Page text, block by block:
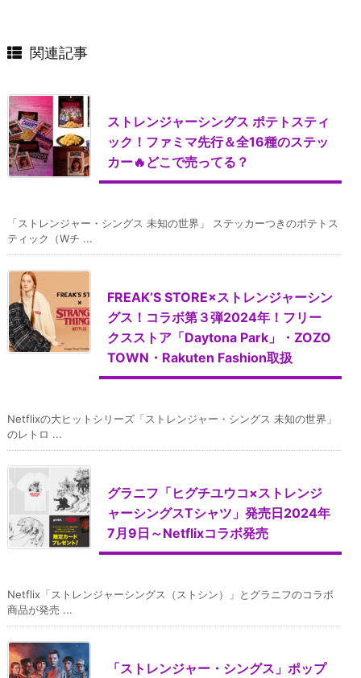
関連記事
ストレンジャーシングス ポテトスティ
ック！ファミマ先行＆全16種のステッ
カー🔥どこで売ってる？
「ストレンジャー・シングス 未知の世界」 ステッカーつきのポテトス
ティック（Wチ ...
FREAKʼS STORE×ストレンジャーシン
グス！コラボ第３弾2024年！フリー
クスストア「Daytona Park」・ZOZO
TOWN・Rakuten Fashion取扱
Netflixの大ヒットシリーズ「ストレンジャー・シングス 未知の世界」
のレトロ ...
グラニフ「ヒグチユウコ×ストレンジ
ャーシングスTシャツ」発売日2024年
7月9日～Netflixコラボ発売
Netflix「ストレンジャーシングス（ストシン）」とグラニフのコラボ
商品が発売 ...
「ストレンジャー・シングス」ポップ